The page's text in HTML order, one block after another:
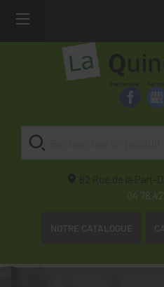
82 Rue de la Part-
04 78
NOTRE CATALOGUE